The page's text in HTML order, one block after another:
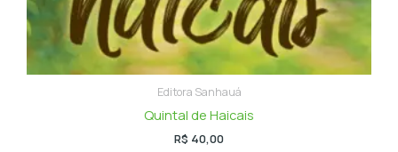
Editora Sanhauá
Quintal de Haicais
R$ 40,00